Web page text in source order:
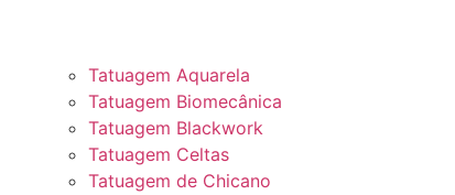
Tatuagem Aquarela
Tatuagem Biomecânica
Tatuagem Blackwork
Tatuagem Celtas
Tatuagem de Chicano